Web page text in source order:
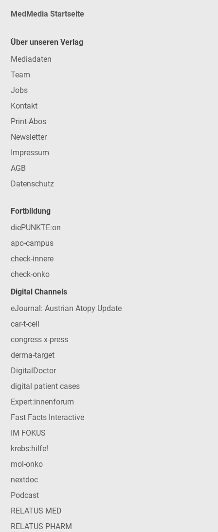
MedMedia Startseite
Über unseren Verlag
Mediadaten
Team
Jobs
Kontakt
Print-Abos
Newsletter
Impressum
AGB
Datenschutz
Fortbildung
diePUNKTE:on
apo-campus
check-innere
check-onko
Digital Channels
eJournal: Austrian Atopy Update
car-t-cell
congress x-press
derma-target
DigitalDoctor
digital patient cases
Expert:innenforum
Fast Facts Interactive
IM FOKUS
krebs:hilfe!
mol-onko
nextdoc
Podcast
RELATUS MED
RELATUS PHARM